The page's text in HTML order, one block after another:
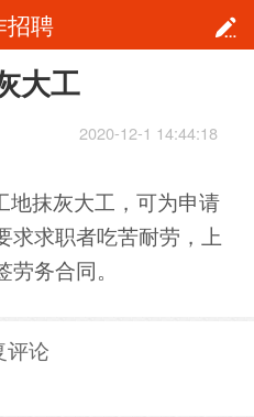
招聘
大工
2020-12-1 14:44:18
地抹灰大工，可为申请
求求职者吃苦耐劳，上
务合同。
评论